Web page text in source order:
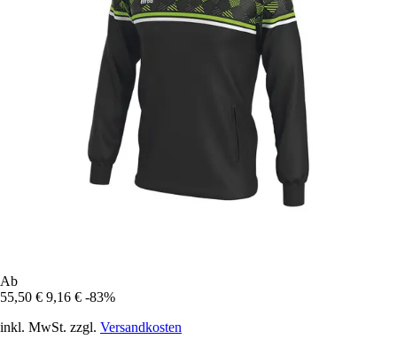
Ab
55,50 € 9,16 € -83%
inkl. MwSt. zzgl. Versandkosten